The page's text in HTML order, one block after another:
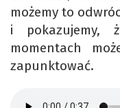
możemy to
i pokazujemy,
momentach
zapunktować.